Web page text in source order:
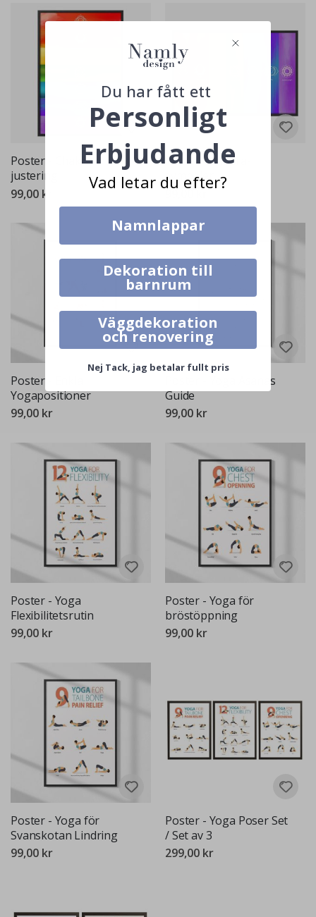
Poster - Chakra-
justering
99,00 kr
Poster - Chakra-
symboler
99,00 kr
Poster - Enkla
Yogapositioner
99,00 kr
Poster - Yoga Asanas
Guide
99,00 kr
Poster - Yoga
Flexibilitetsrutin
99,00 kr
Poster - Yoga för
bröstöppning
99,00 kr
Poster - Yoga för
Svanskotan Lindring
99,00 kr
Poster - Yoga Poser Set
/ Set av 3
299,00 kr
Du har fått ett
Personligt
Erbjudande
Vad letar du efter?
Namnlappar
Dekoration till
barnrum
Väggdekoration
och renovering
Nej Tack, jag betalar fullt pris